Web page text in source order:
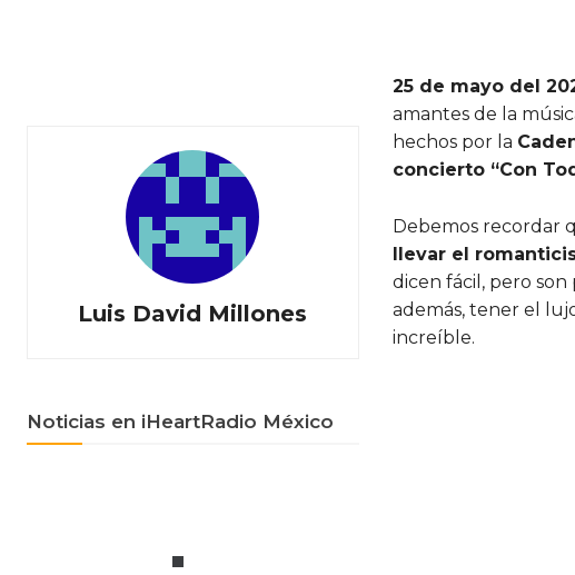
Luis David Millones
Noticias en iHeartRadio México
25 de mayo del
amantes de la
hechos por la
concierto “Con
Debemos recordar
llevar el
dicen fácil, pero
además, tener el
increíble.